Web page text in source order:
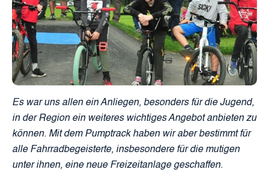
Es war uns allen ein Anliegen, besonders für die Jugend,
in der Region ein weiteres wichtiges Angebot anbieten zu
können. Mit dem Pumptrack haben wir aber bestimmt für
alle Fahrradbegeisterte, insbesondere für die mutigen
unter ihnen, eine neue Freizeitanlage geschaffen.